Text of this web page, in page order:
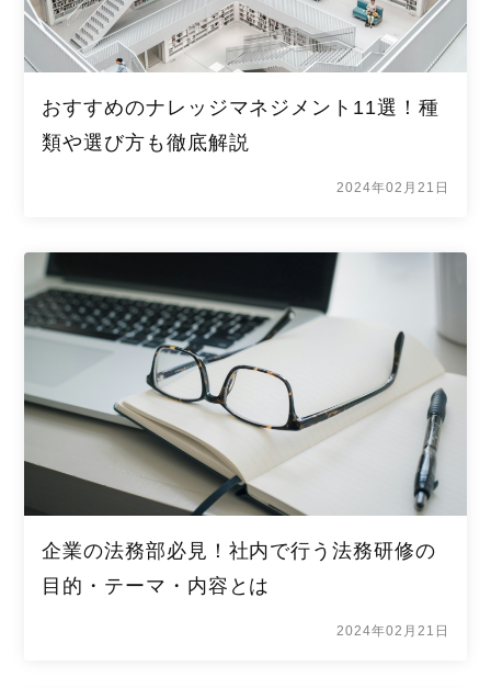
おすすめのナレッジマネジメント11選！種
類や選び方も徹底解説
2024年02月21日
企業の法務部必見！社内で行う法務研修の
目的・テーマ・内容とは
2024年02月21日